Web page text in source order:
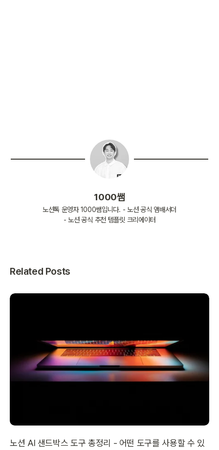
1000쌤
노션톡 운영자 1000쌤입니다. - 노션 공식 앰배서더
- 노션 공식 추천 템플릿 크리에이터
Related Posts
노션 AI 샌드박스 도구 총정리 - 어떤 도구를 사용할 수 있